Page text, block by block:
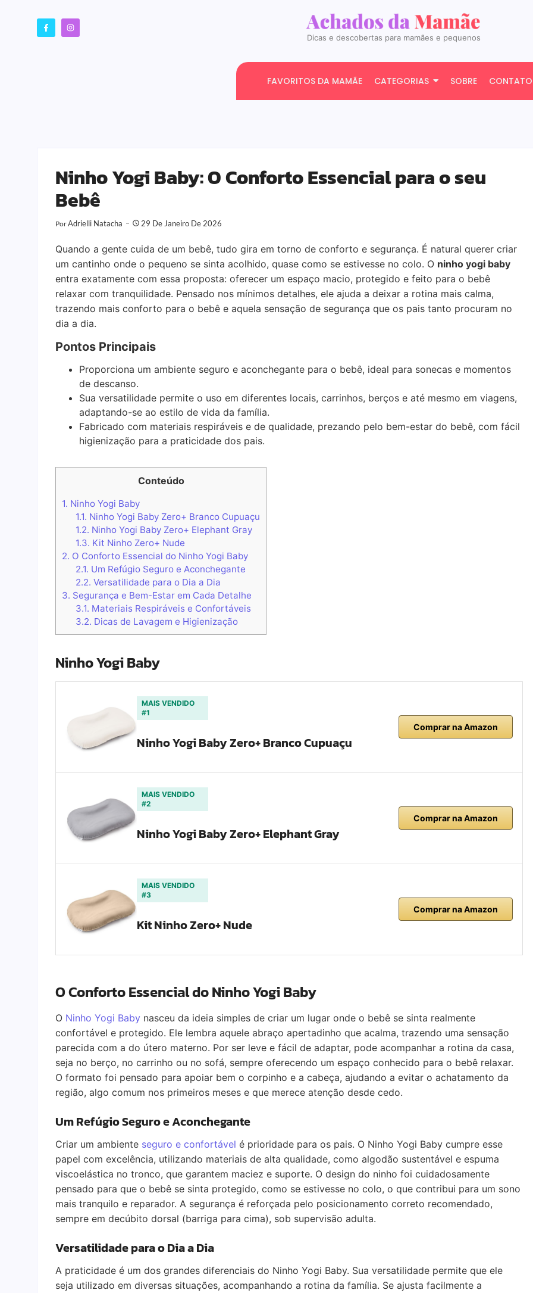
Dicas e descobertas para mamães e pequenos
FAVORITOS DA MAMÃE CATEGORIAS SOBRE CONTATO
Ninho Yogi Baby: O Conforto Essencial para o seu
Bebê
PorAdrielli Natacha 29 De Janeiro De 2026
Quando a gente cuida de um bebê, tudo gira em torno de conforto e segurança. É natural querer criar
um cantinho onde o pequeno se sinta acolhido, quase como se estivesse no colo. O ninho yogi baby
entra exatamente com essa proposta: oferecer um espaço macio, protegido e feito para o bebê
relaxar com tranquilidade. Pensado nos mínimos detalhes, ele ajuda a deixar a rotina mais calma,
trazendo mais conforto para o bebê e aquela sensação de segurança que os pais tanto procuram no
dia a dia.
Pontos Principais
Proporciona um ambiente seguro e aconchegante para o bebê, ideal para sonecas e momentos
de descanso.
Sua versatilidade permite o uso em diferentes locais, carrinhos, berços e até mesmo em viagens,
adaptando-se ao estilo de vida da família.
Fabricado com materiais respiráveis e de qualidade, prezando pelo bem-estar do bebê, com fácil
higienização para a praticidade dos pais.
Conteúdo
1. Ninho Yogi Baby
1.1. Ninho Yogi Baby Zero+ Branco Cupuaçu
1.2. Ninho Yogi Baby Zero+ Elephant Gray
1.3. Kit Ninho Zero+ Nude
2. O Conforto Essencial do Ninho Yogi Baby
2.1. Um Refúgio Seguro e Aconchegante
2.2. Versatilidade para o Dia a Dia
3. Segurança e Bem-Estar em Cada Detalhe
3.1. Materiais Respiráveis e Confortáveis
3.2. Dicas de Lavagem e Higienização
Ninho Yogi Baby
MAIS VENDIDO
#1
Ninho Yogi Baby Zero+ Branco Cupuaçu
Comprar na Amazon
MAIS VENDIDO
#2
Ninho Yogi Baby Zero+ Elephant Gray
Comprar na Amazon
MAIS VENDIDO
#3
Kit Ninho Zero+ Nude
Comprar na Amazon
O Conforto Essencial do Ninho Yogi Baby
O Ninho Yogi Baby nasceu da ideia simples de criar um lugar onde o bebê se sinta realmente
confortável e protegido. Ele lembra aquele abraço apertadinho que acalma, trazendo uma sensação
parecida com a do útero materno. Por ser leve e fácil de adaptar, pode acompanhar a rotina da casa,
seja no berço, no carrinho ou no sofá, sempre oferecendo um espaço conhecido para o bebê relaxar.
O formato foi pensado para apoiar bem o corpinho e a cabeça, ajudando a evitar o achatamento da
região, algo comum nos primeiros meses e que merece atenção desde cedo.
Um Refúgio Seguro e Aconchegante
Criar um ambiente seguro e confortável é prioridade para os pais. O Ninho Yogi Baby cumpre esse
papel com excelência, utilizando materiais de alta qualidade, como algodão sustentável e espuma
viscoelástica no tronco, que garantem maciez e suporte. O design do ninho foi cuidadosamente
pensado para que o bebê se sinta protegido, como se estivesse no colo, o que contribui para um sono
mais tranquilo e reparador. A segurança é reforçada pelo posicionamento correto recomendado,
sempre em decúbito dorsal (barriga para cima), sob supervisão adulta.
Versatilidade para o Dia a Dia
A praticidade é um dos grandes diferenciais do Ninho Yogi Baby. Sua versatilidade permite que ele
seja utilizado em diversas situações, acompanhando a rotina da família. Se ajusta facilmente a